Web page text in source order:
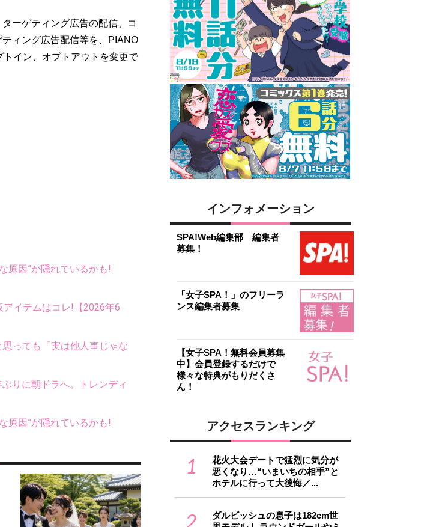
ーゲティング広告の配信、コ
ィング広告配信等を、PIANO
イン、オプトアウトを変更で
原因”が隠れているかも!
イテムはコレ!【2026年6
っても「実は他人事じゃな
りに朝ドラへ。トレンディ
原因”が隠れているかも!
インフォメーション
SPA!Web編集部 編集者
募集！
「女子SPA！」のフリーラ
ンス編集者募集
【女子SPA！無料会員募集
中】会員登録するだけで
様々な特典がもりだくさ
ん！
アクセスランキング
1
花火大会デートで猛烈に気分が
悪くなり…“いまいちの相手”と
ホテルに行って大後悔／...
2
ダルビッシュの息子は182cm世